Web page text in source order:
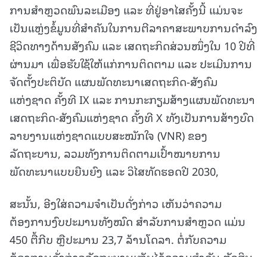
ການສໍາຫຼວດພົນລະເມືອງ ແລະ ທີ່ຢູ່ອາໄສຄັ້ງນີ້ ແມ່ນຈະ
ເປັນແຫຼ່ງຂໍ້ມູນທີ່ສໍາຄັນໃນການຕີລາຄາສະພາບການດໍາລົງ
ຊີວິດທາງດ້ານສັງຄົມ ແລະ ເສດຖະກິດສ່ວນໜຶ່ງໃນ 10 ປີທີ່
ຜ່ານມາ ເພື່ອຮັບໃຊ້ໃຫ້ແກ່ການຕິດຕາມ ແລະ ປະເມີນການ
ຈັດຕັ້ງປະຕິບັດ ແຜນພັດທະນາເສດຖະກິດ-ສັງຄົມ
ແຫ່ງຊາດ ຄັ້ງທີ IX ແລະ ການກະກຽມສ້າງແຜນພັດທະນາ
ເສດຖະກິດ-ສັງຄົມແຫ່ງຊາດ ຄັ້ງທີ X ທັງເປັນການສ້າງບົດ
ລາຍງານແຫ່ງຊາດແບບສະໝັກໃຈ (VNR) ຂອງ
ລັດຖະບານ, ລວມທັງການຕິດຕາມເປົ້າໝາຍການ
ພັດທະນາແບບຍືນຍົງ ແລະ ວິໄສທັດຮອດປີ 2030,
ສະນັ້ນ, ອີງໃສ່ຄວາມຈໍາເປັນດັ່ງກ່າວ ເຫັນວ່າຄວາມ
ຕ້ອງການງົບປະມານທັງໝົດ ສໍາລັບການສໍາຫຼວດ ແມ່ນ
450 ຕື້ກີບ ຫຼືປະມານ 23,7 ລ້ານໂດລາ. ຕໍ່ກັບຄວາມ